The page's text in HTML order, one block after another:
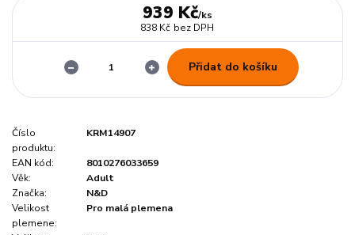
939 Kč/ks
838 Kč bez DPH
Přidat do košíku
Číslo
produktu:
KRM14907
EAN kód:
8010276033659
Věk:
Adult
Značka:
N&D
Velikost
plemene:
Pro malá plemena